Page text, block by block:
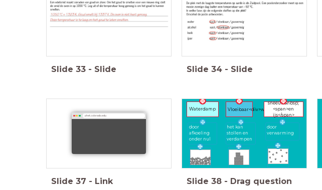
Slide 33 - Slide Slide 34 - Slide
phet.colorado.edu
Slide 37 - Link
Waterdamp Vloeibaar<div>water</div>
sneeuw&nbsp;
<span>en
ijs</span>
door
verwarming
het kan
stollen en
verdampen
door
afkoeling
onder nul
Slide 38 - Drag question